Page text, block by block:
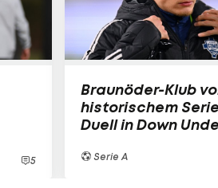
5
Braunöder-Klub
historischem
Duell in Down
Serie A